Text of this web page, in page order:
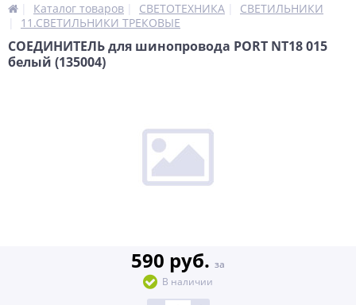
Каталог товаров СВЕТОТЕХНИКА
СВЕТИЛЬНИКИ
11.СВЕТИЛЬНИКИ ТРЕКОВЫЕ
СОЕДИНИТЕЛЬ для шинопровода PORT NT18 015
белый (135004)
590 руб. за
В наличии